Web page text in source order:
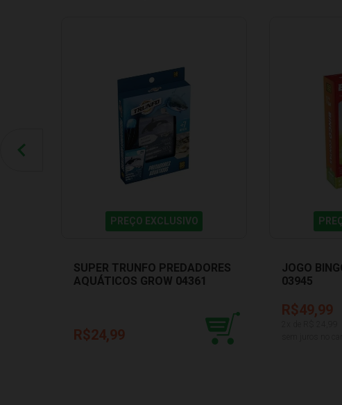
PREÇO EXCLUSIVO
SUPER TRUNFO PREDADORES
AQUÁTICOS GROW 04361
R$24,99
JOGO
03945
R$49,99